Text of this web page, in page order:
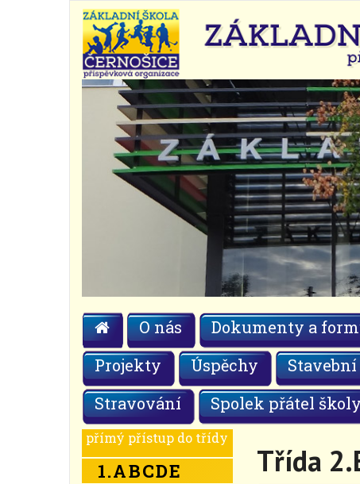
O nás Dokumenty a
Projekty
Úspěchy
Stravování
Spolek přátel školy
přímý přístup do třídy
1.ABCDE
Třída